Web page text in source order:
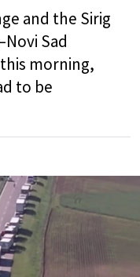
and the Sirig
Sad
morning,
to be